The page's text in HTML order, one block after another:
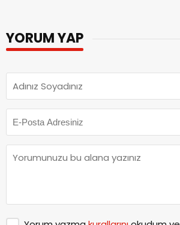
YORUM YAP